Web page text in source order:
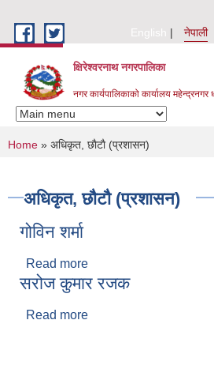
English
नेपाली
क्षिरेश्वरनाथ नगरपालिका
नगर कार्यपालिकाको कार्यालय
You are here
Home » अधिकृत, छाैटाै (प्रशासन)
अधिकृत, छाैटाै (प्रशासन)
गोविन शर्मा
Read more
सरोज कुमार रजक
Read more